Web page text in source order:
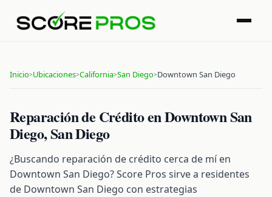
Inicio>Ubicaciones>California>San Diego>Downtown San Diego
Reparación de Crédito en Downtown San
Diego, San Diego
¿Buscando reparación de crédito cerca de mí en
Downtown San Diego? Score Pros sirve a residentes
de Downtown San Diego con estrategias